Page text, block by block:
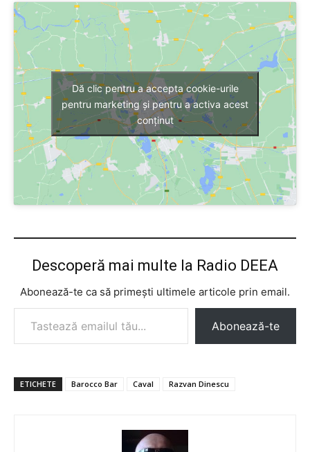
Dă clic pentru a accepta cookie-urile
pentru marketing și pentru a activa acest
conținut
Descoperă mai multe la Radio DEEA
Abonează-te ca să primești ultimele articole prin email.
Tastează emailul tău...
Abonează-te
ETICHETE Barocco Bar Caval Razvan Dinescu